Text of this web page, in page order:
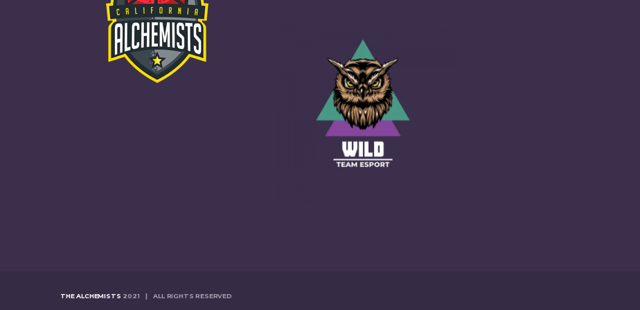
THE ALCHEMISTS 2021 | ALL RIGHTS RESERVED